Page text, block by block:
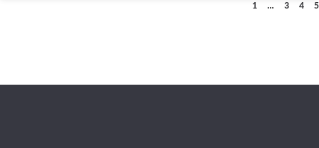
1 … 3 4 5